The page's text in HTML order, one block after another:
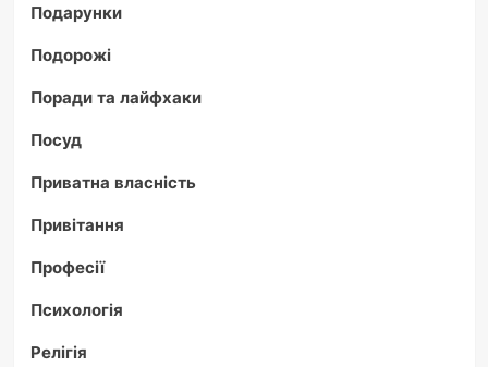
Подарунки
Подорожі
Поради та лайфхаки
Посуд
Приватна власність
Привітання
Професії
Психологія
Релігія